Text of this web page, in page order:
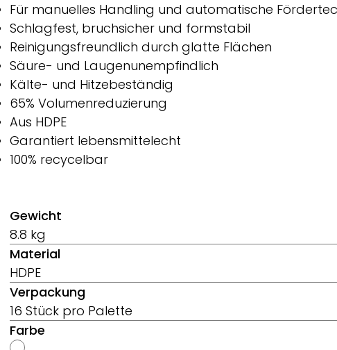
Für manuelles Handling und automatische
Schlagfest, bruchsicher und formstabil
Reinigungsfreundlich durch glatte Flächen
Säure- und Laugenunempfindlich
Kälte- und Hitzebeständig
65% Volumenreduzierung
Aus HDPE
Garantiert lebensmittelecht
100% recycelbar
Gewicht
8.8 kg
Material
HDPE
Verpackung
16 Stück pro Palette
Farbe